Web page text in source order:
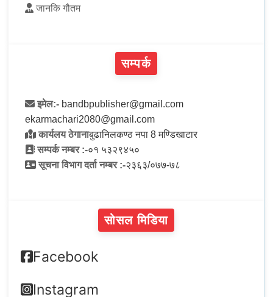
जानकि गौतम
सम्पर्क
इमेल:- bandbpublisher@gmail.com
ekarmachari2080@gmail.com
कार्यलय ठेगानाबुढानिलकण्ठ नपा 8 मण्डिखाटार
सम्पर्क नम्बर :-०१ ५३२९४५०
सूचना विभाग दर्ता नम्बर :-२३६३/०७७-७८
सोसल मिडिया
Facebook
Instagram